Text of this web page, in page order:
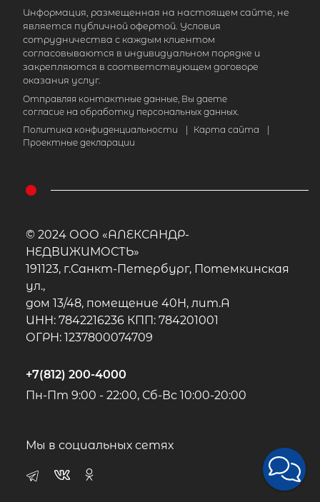
7 500 000 ₽ продажа
Гражданский проспект
Площадь кухни
Жилая площадь
Информация, размещенная на настоящем сайте, не
является публичной офертой. Условия
сотрудничества с каждым клиентом
согласовываются в индивидуальном порядке и
закрепляются в соответствующем договоре
оказания услуг.
Отправляя контактные данные, Вы даете
согласие на обработку персональных данных.
Политика конфиденциальности
Карта сайта
Проектные декларации
© 2024 ООО «АЛЕКСАНДР-
НЕДВИЖИМОСТЬ»
191123, г.Санкт-Петербург, Потемкинская
ул.,
дом 13/48, помещение 40Н, лит.А
ИНН: 7842216236 КПП: 784201001
ОГРН: 1237800074709
+7(812) 200-4000
Пн-Пт 9:00 - 22:00, Сб-Вс 10:00-20:00
Мы в социальных сетях